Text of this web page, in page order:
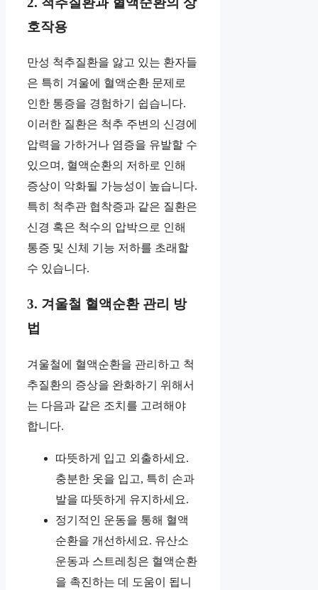
호작용
만성 척추질환을 앓고 있는 환자들
은 특히 겨울에 혈액순환 문제로
인한 통증을 경험하기 쉽습니다.
이러한 질환은 척추 주변의 신경에
압력을 가하거나 염증을 유발할 수
있으며, 혈액순환의 저하로 인해
증상이 악화될 가능성이 높습니다.
특히 척추관 협착증과 같은 질환은
신경 혹은 척수의 압박으로 인해
통증 및 신체 기능 저하를 초래할
수 있습니다.
3. 겨울철 혈액순환 관리 방
법
겨울철에 혈액순환을 관리하고 척
추질환의 증상을 완화하기 위해서
는 다음과 같은 조치를 고려해야
합니다.
따뜻하게 입고 외출하세요.
충분한 옷을 입고, 특히 손과
발을 따뜻하게 유지하세요.
정기적인 운동을 통해 혈액
순환을 개선하세요. 유산소
운동과 스트레칭은 혈액순환
을 촉진하는 데 도움이 됩니